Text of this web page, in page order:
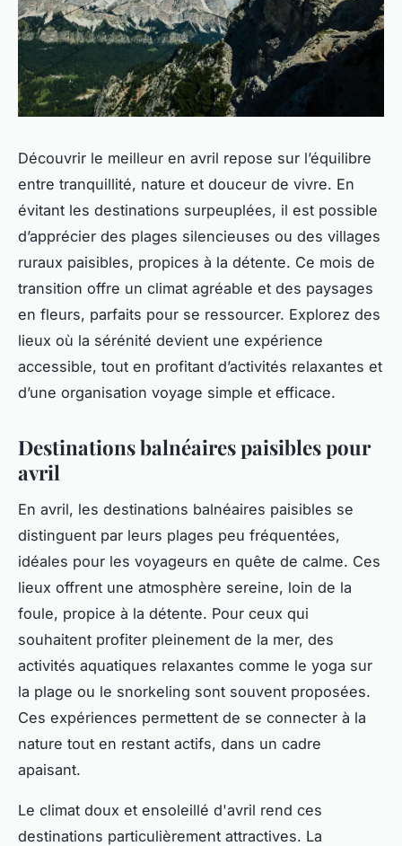
Découvrir le meilleur en avril repose sur l’équilibre
entre tranquillité, nature et douceur de vivre. En
évitant les destinations surpeuplées, il est possible
d’apprécier des plages silencieuses ou des villages
ruraux paisibles, propices à la détente. Ce mois de
transition offre un climat agréable et des paysages
en fleurs, parfaits pour se ressourcer. Explorez des
lieux où la sérénité devient une expérience
accessible, tout en profitant d’activités relaxantes et
d’une organisation voyage simple et efficace.
Destinations balnéaires paisibles pour
avril
En avril, les destinations balnéaires paisibles se
distinguent par leurs plages peu fréquentées,
idéales pour les voyageurs en quête de calme. Ces
lieux offrent une atmosphère sereine, loin de la
foule, propice à la détente. Pour ceux qui
souhaitent profiter pleinement de la mer, des
activités aquatiques relaxantes comme le yoga sur
la plage ou le snorkeling sont souvent proposées.
Ces expériences permettent de se connecter à la
nature tout en restant actifs, dans un cadre
apaisant.
Le climat doux et ensoleillé d'avril rend ces
destinations particulièrement attractives. La